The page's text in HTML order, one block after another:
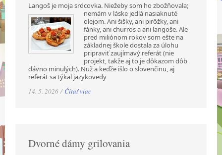
Langoš je moja srdcovka. Niežeby som ho zbožňovala;
nemám v láske jedlá nasiaknuté
olejom. Ani šišky, ani pirôžky, ani
fánky, ani churros a ani langoše. Ale
pred miliónom rokov som ešte na
základnej škole dostala za úlohu
pripraviť zaujímavý referát (nie
projekt, takže aj to je dôkazom dôb
dávno minulých). Nuž a keďže išlo o slovenčinu, aj
referát sa týkal jazykovedy
14. 5. 2026 / Čítať viac
Dvorné dámy grilovania